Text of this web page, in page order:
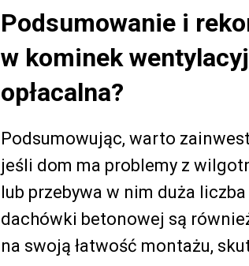
Podsumowanie i
w kominek
opłacalna?
Podsumowując, warto
jeśli dom ma problemy z
lub przebywa w nim duża
dachówki betonowej są
na swoją łatwość montażu,